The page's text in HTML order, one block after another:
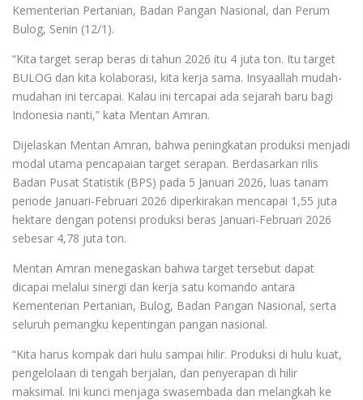
Kementerian Pertanian, Badan Pangan Nasional, dan Perum
Bulog, Senin (12/1).
“Kita target serap beras di tahun 2026 itu 4 juta ton. Itu target
BULOG dan kita kolaborasi, kita kerja sama. Insyaallah mudah-
mudahan ini tercapai. Kalau ini tercapai ada sejarah baru bagi
Indonesia nanti,” kata Mentan Amran.
Dijelaskan Mentan Amran, bahwa peningkatan produksi menjadi
modal utama pencapaian target serapan. Berdasarkan rilis
Badan Pusat Statistik (BPS) pada 5 Januari 2026, luas tanam
periode Januari-Februari 2026 diperkirakan mencapai 1,55 juta
hektare dengan potensi produksi beras Januari-Februari 2026
sebesar 4,78 juta ton.
Mentan Amran menegaskan bahwa target tersebut dapat
dicapai melalui sinergi dan kerja satu komando antara
Kementerian Pertanian, Bulog, Badan Pangan Nasional, serta
seluruh pemangku kepentingan pangan nasional.
“Kita harus kompak dari hulu sampai hilir. Produksi di hulu kuat,
pengelolaan di tengah berjalan, dan penyerapan di hilir
maksimal. Ini kunci menjaga swasembada dan melangkah ke